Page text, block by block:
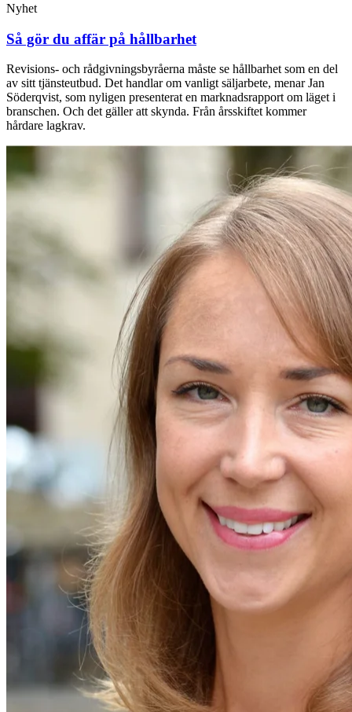
Nyhet
Så gör du affär på hållbarhet
Revisions- och rådgivningsbyråerna måste se hållbarhet som en del
av sitt tjänsteutbud. Det handlar om vanligt säljarbete, menar Jan
Söderqvist, som nyligen presenterat en marknadsrapport om läget i
branschen. Och det gäller att skynda. Från årsskiftet kommer
hårdare lagkrav.